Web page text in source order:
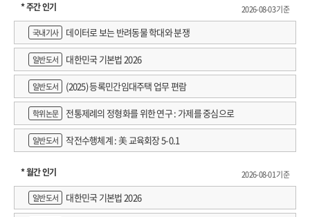
* 주간 인기
2026-08-03 기준
국내기사
데이터로 보는 반려동물 학대와 분쟁
일반도서 대한민국 기본법 2026
일반도서 (2025) 등록민간임대주택 업무 편람
학위논문 전통제례의 정형화를 위한 연구 : 가제를 중심으로
일반도서 작전수행체계 : 美 교육회장 5-0.1
* 월간 인기
2026-08-01 기준
일반도서
대한민국 기본법 2026